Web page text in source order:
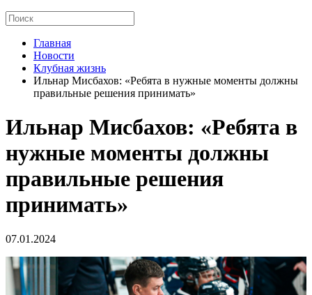
Главная
Новости
Клубная жизнь
Ильнар Мисбахов: «Ребята в нужные моменты должны
правильные решения принимать»
Ильнар Мисбахов: «Ребята в
нужные моменты должны
правильные решения
принимать»
07.01.2024